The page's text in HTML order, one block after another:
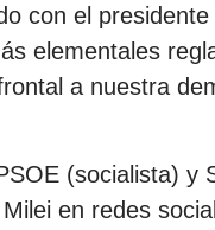
con el presidente
elementales
a nuestra
(socialista) y
en redes